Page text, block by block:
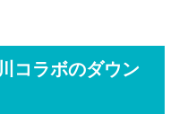
コラボのダウン